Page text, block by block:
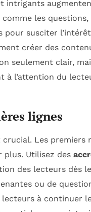
intrigants
les
pour susciter
créer des
seulement clair,
à l’attention du
lignes
Les premiers
plus. Utilisez des
des lecteurs dès
ou de
lecteurs à continuer